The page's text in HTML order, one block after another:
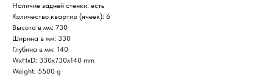
Наличие задней стенки: есть
Количество квартир (ячеек): 6
Высота в мм: 730
Ширина в мм: 330
Глубина в мм: 140
WxHxD: 330x730x140 mm
Weight: 5500 g